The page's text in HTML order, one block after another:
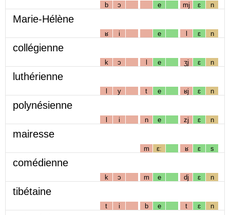
b ɔ e mj ɛ n
Marie-Hélène
ʁ i e l ɛ n
collégienne
k ɔ l e ʒj ɛ n
luthérienne
l y t e ʁj ɛ n
polynésienne
l i n e zj ɛ n
mairesse
m ɛː ʁ ɛ s
comédienne
k ɔ m e dj ɛ n
tibétaine
t i b e t ɛ n